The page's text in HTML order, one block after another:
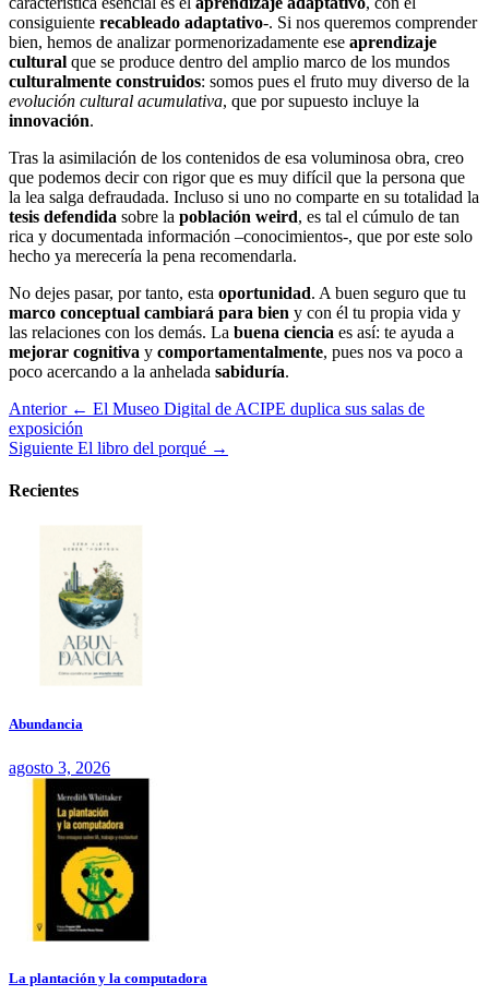
consiguiente recableado adaptativo-. Si nos queremos comprender
bien, hemos de analizar pormenorizadamente ese aprendizaje
cultural que se produce dentro del amplio marco de los mundos
culturalmente construidos: somos pues el fruto muy diverso de la
evolución cultural acumulativa, que por supuesto incluye la
innovación.
Tras la asimilación de los contenidos de esa voluminosa obra, creo
que podemos decir con rigor que es muy difícil que la persona que
la lea salga defraudada. Incluso si uno no comparte en su totalidad la
tesis defendida sobre la población weird, es tal el cúmulo de tan
rica y documentada información –conocimientos-, que por este solo
hecho ya merecería la pena recomendarla.
No dejes pasar, por tanto, esta oportunidad. A buen seguro que tu
marco conceptual cambiará para bien y con él tu propia vida y
las relaciones con los demás. La buena ciencia es así: te ayuda a
mejorar cognitiva y comportamentalmente, pues nos va poco a
poco acercando a la anhelada sabiduría.
Anterior ← El Museo Digital de ACIPE duplica sus salas de
exposición
Siguiente El libro del porqué →
Recientes
Abundancia
agosto 3, 2026
La plantación y la computadora